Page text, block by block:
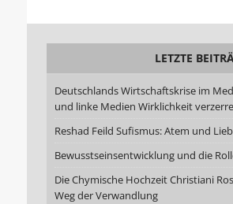
LETZTE
Deutschlands Wirtschaftskrise im
und linke Medien Wirklichkeit
Reshad Feild Sufismus: Atem und
Bewusstseinsentwicklung und die
Die Chymische Hochzeit Christiani
Weg der Verwandlung